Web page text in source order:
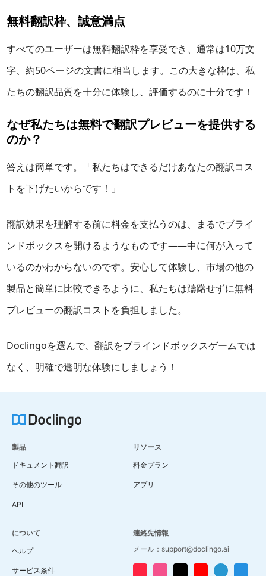
無料翻訳枠、誠意満点
すべてのユーザーは無料翻訳枠を享受でき、通常は10万文
字、約50ページの文書に相当します。この大きな枠は、私
たちの翻訳品質を十分に体験し、評価するのに十分です！
なぜ私たちは無料で翻訳プレビューを提供する
のか？
答えは簡単です。「私たちはできるだけあなたの翻訳コス
トを下げたいからです！」
翻訳効果を理解する前に料金を支払うのは、まるでブライ
ンドボックスを開けるようなものです——中に何が入って
いるのかわからないのです。安心して体験し、市場の他の
製品と簡単に比較できるように、私たちは躊躇せずに無料
プレビューの翻訳コストを負担しました。
Doclingoを選んで、翻訳をブラインドボックスゲームでは
なく、明確で透明な体験にしましょう！
製品
ドキュメント翻訳
その他のツール
API
リソース
料金プラン
アプリ
について
ヘルプ
サービス条件
連絡先情報
メール：support@doclingo.ai